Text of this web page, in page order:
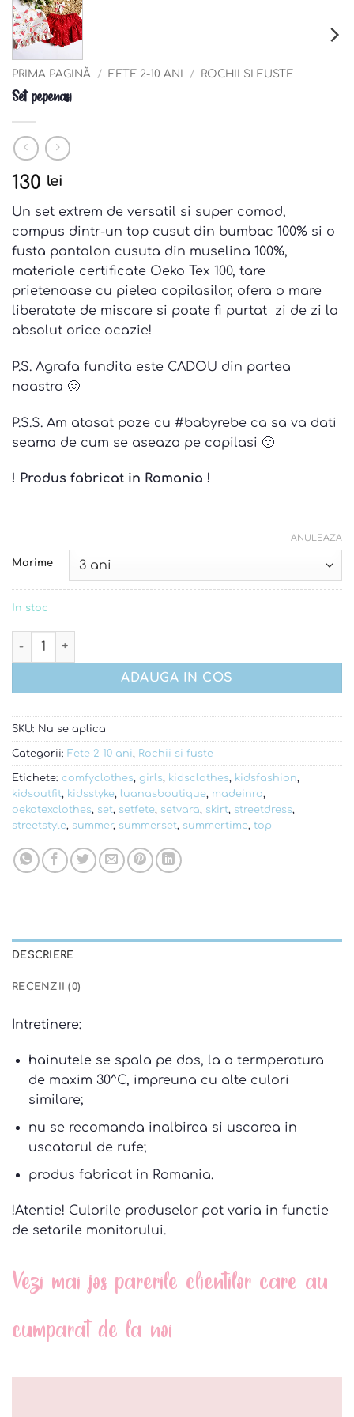
PRIMA PAGINĂ / FETE 2-10 ANI / ROCHII SI FUSTE
Set pepenasi
130 lei
Un set extrem de versatil si super comod,
compus dintr-un top cusut din bumbac 100% si o
fusta pantalon cusuta din muselina 100%,
materiale certificate Oeko Tex 100, tare
prietenoase cu pielea copilasilor, ofera o mare
liberatate de miscare si poate fi purtat zi de zi la
absolut orice ocazie!
P.S. Agrafa fundita este CADOU din partea
noastra 🙂
P.S.S. Am atasat poze cu #babyrebe ca sa va dati
seama de cum se aseaza pe copilasi 🙂
! Produs fabricat in Romania !
Marime
ANULEAZA
In stoc
Cantitate Set pepenasi
ADAUGA IN COS
SKU: Nu se aplica
Categorii: Fete 2-10 ani, Rochii si fuste
Etichete: comfyclothes, girls, kidsclothes, kidsfashion,
kidsoutfit, kidsstyke, luanasboutique, madeinro,
oekotexclothes, set, setfete, setvara, skirt, streetdress,
streetstyle, summer, summerset, summertime, top
DESCRIERE
RECENZII (0)
Intretinere:
hainutele se spala pe dos, la o termperatura
de maxim 30^C, impreuna cu alte culori
similare;
nu se recomanda inalbirea si uscarea in
uscatorul de rufe;
produs fabricat in Romania.
!Atentie! Culorile produselor pot varia in functie
de setarile monitorului.
Vezi mai jos parerile clientilor care au
cumparat de la noi